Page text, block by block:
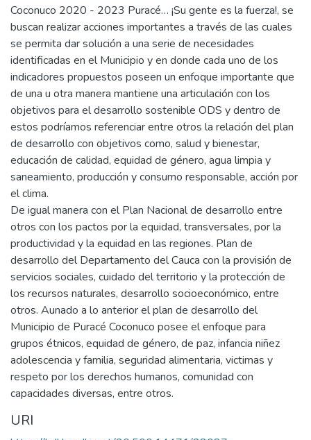
Coconuco 2020 - 2023 Puracé… ¡Su gente es la fuerza!, se
buscan realizar acciones importantes a través de las cuales
se permita dar solución a una serie de necesidades
identificadas en el Municipio y en donde cada uno de los
indicadores propuestos poseen un enfoque importante que
de una u otra manera mantiene una articulación con los
objetivos para el desarrollo sostenible ODS y dentro de
estos podríamos referenciar entre otros la relación del plan
de desarrollo con objetivos como, salud y bienestar,
educación de calidad, equidad de género, agua limpia y
saneamiento, producción y consumo responsable, acción por
el clima.
De igual manera con el Plan Nacional de desarrollo entre
otros con los pactos por la equidad, transversales, por la
productividad y la equidad en las regiones. Plan de
desarrollo del Departamento del Cauca con la provisión de
servicios sociales, cuidado del territorio y la protección de
los recursos naturales, desarrollo socioeconómico, entre
otros. Aunado a lo anterior el plan de desarrollo del
Municipio de Puracé Coconuco posee el enfoque para
grupos étnicos, equidad de género, de paz, infancia niñez
adolescencia y familia, seguridad alimentaria, victimas y
respeto por los derechos humanos, comunidad con
capacidades diversas, entre otros.
URI